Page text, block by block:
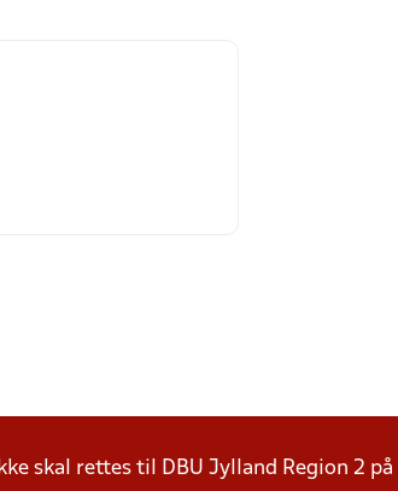
skal rettes til DBU Jylland Region 2 på